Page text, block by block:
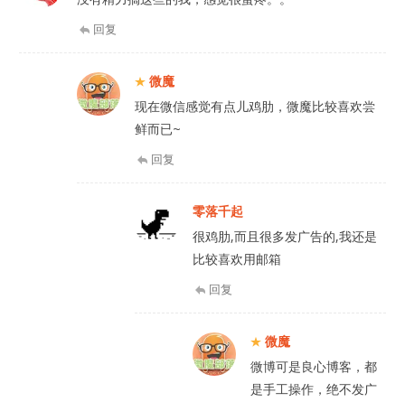
回复
微魔
现在微信感觉有点儿鸡肋，微魔比较喜欢尝
鲜而已~
回复
零落千起
很鸡肋,而且很多发广告的,我还是
比较喜欢用邮箱
回复
微魔
微博可是良心博客，都
是手工操作，绝不发广